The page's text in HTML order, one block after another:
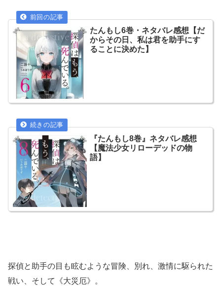
たんもし6巻・ネタバレ感想【だ
からその日、私は君を助手にす
ることに決めた】
『たんもし8巻』ネタバレ感想
【魔法少女リローデッドの物
語】
探偵と助手の目も眩むような冒険、別れ、激情に駆られた
戦い、そして《大災厄》。